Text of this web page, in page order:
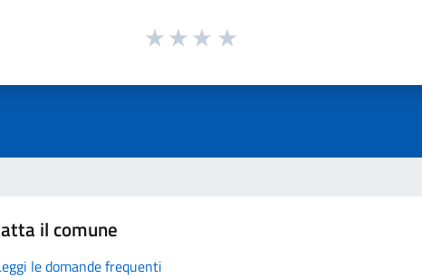
il comune
le domande frequenti